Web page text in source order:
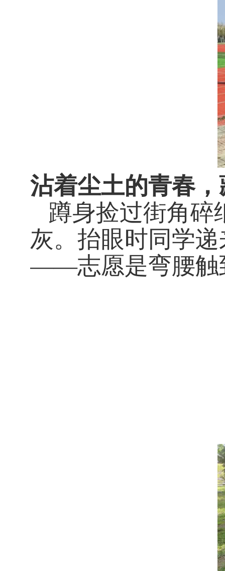
沾着尘土的青春
蹲身捡过街角碎
灰。抬眼时同学
——志愿是弯腰触